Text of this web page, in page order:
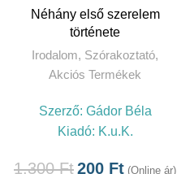
Néhány első szerelem
története
Irodalom, Szórakoztató,
Akciós Termékek
Szerző: Gádor Béla
Kiadó: K.u.K.
1.300Ft200 Ft (Online ár)